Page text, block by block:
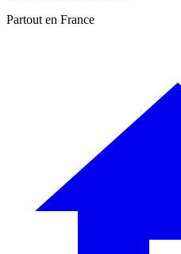
Partout en France